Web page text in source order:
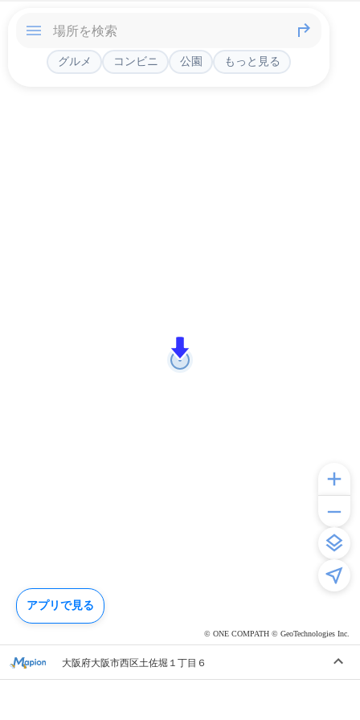
© ONE COMPATH © GeoTechnologies Inc.
グルメ コンビニ 公園 もっと見る
大阪府大阪市西区土佐堀１丁目６
アプリで見る